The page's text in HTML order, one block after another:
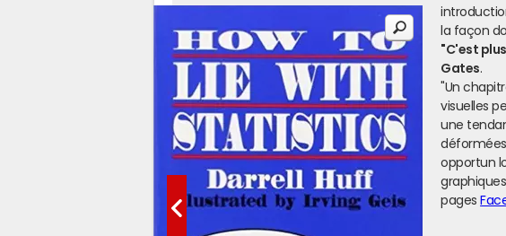
la façon
"C'est
Gates.
"Un
visuelles
une
opportun
pages